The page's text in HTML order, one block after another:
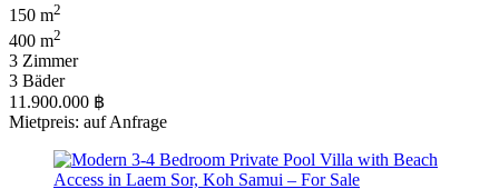
150 m2
400 m2
3 Zimmer
3 Bäder
11.900.000 ฿
Mietpreis: auf Anfrage